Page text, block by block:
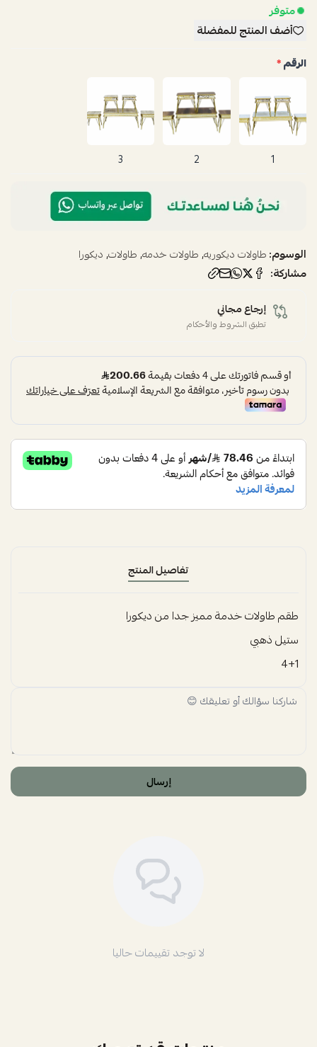
متوفر
أضف المنتج للمفضلة
الرقم*
1
2
3
الوسوم:طاولات ديكوريه,طاولات خدمه,طاولات,ديكورا
مشاركة:
إرجاع مجاني
تطبق الشروط والأحكام
تفاصيل المنتج
طقم طاولات خدمة مميز جدا من ديكورا
ستيل ذهبي
4+1
إرسال
لا توجد تقييمات حاليا